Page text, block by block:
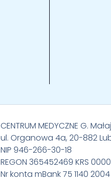
CENTRUM MEDYCZNE G.
ul. Organowa 4a, 20-882
NIP 946-266-30-18
REGON 365452469 KRS
Nr konta mBank 75 1140